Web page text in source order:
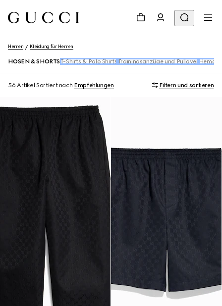
Herren Kleidung für Herren
HOSEN & SHORTS T-Shirts & Polo Shirts Trainingsanzüge und Pullover Hemden
56 Artikel Sortiert nach Empfehlungen Filtern und sortieren